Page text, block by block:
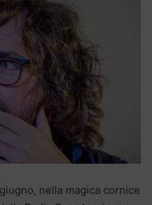
nella magica cornice